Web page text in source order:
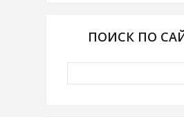
ПОИСК ПО